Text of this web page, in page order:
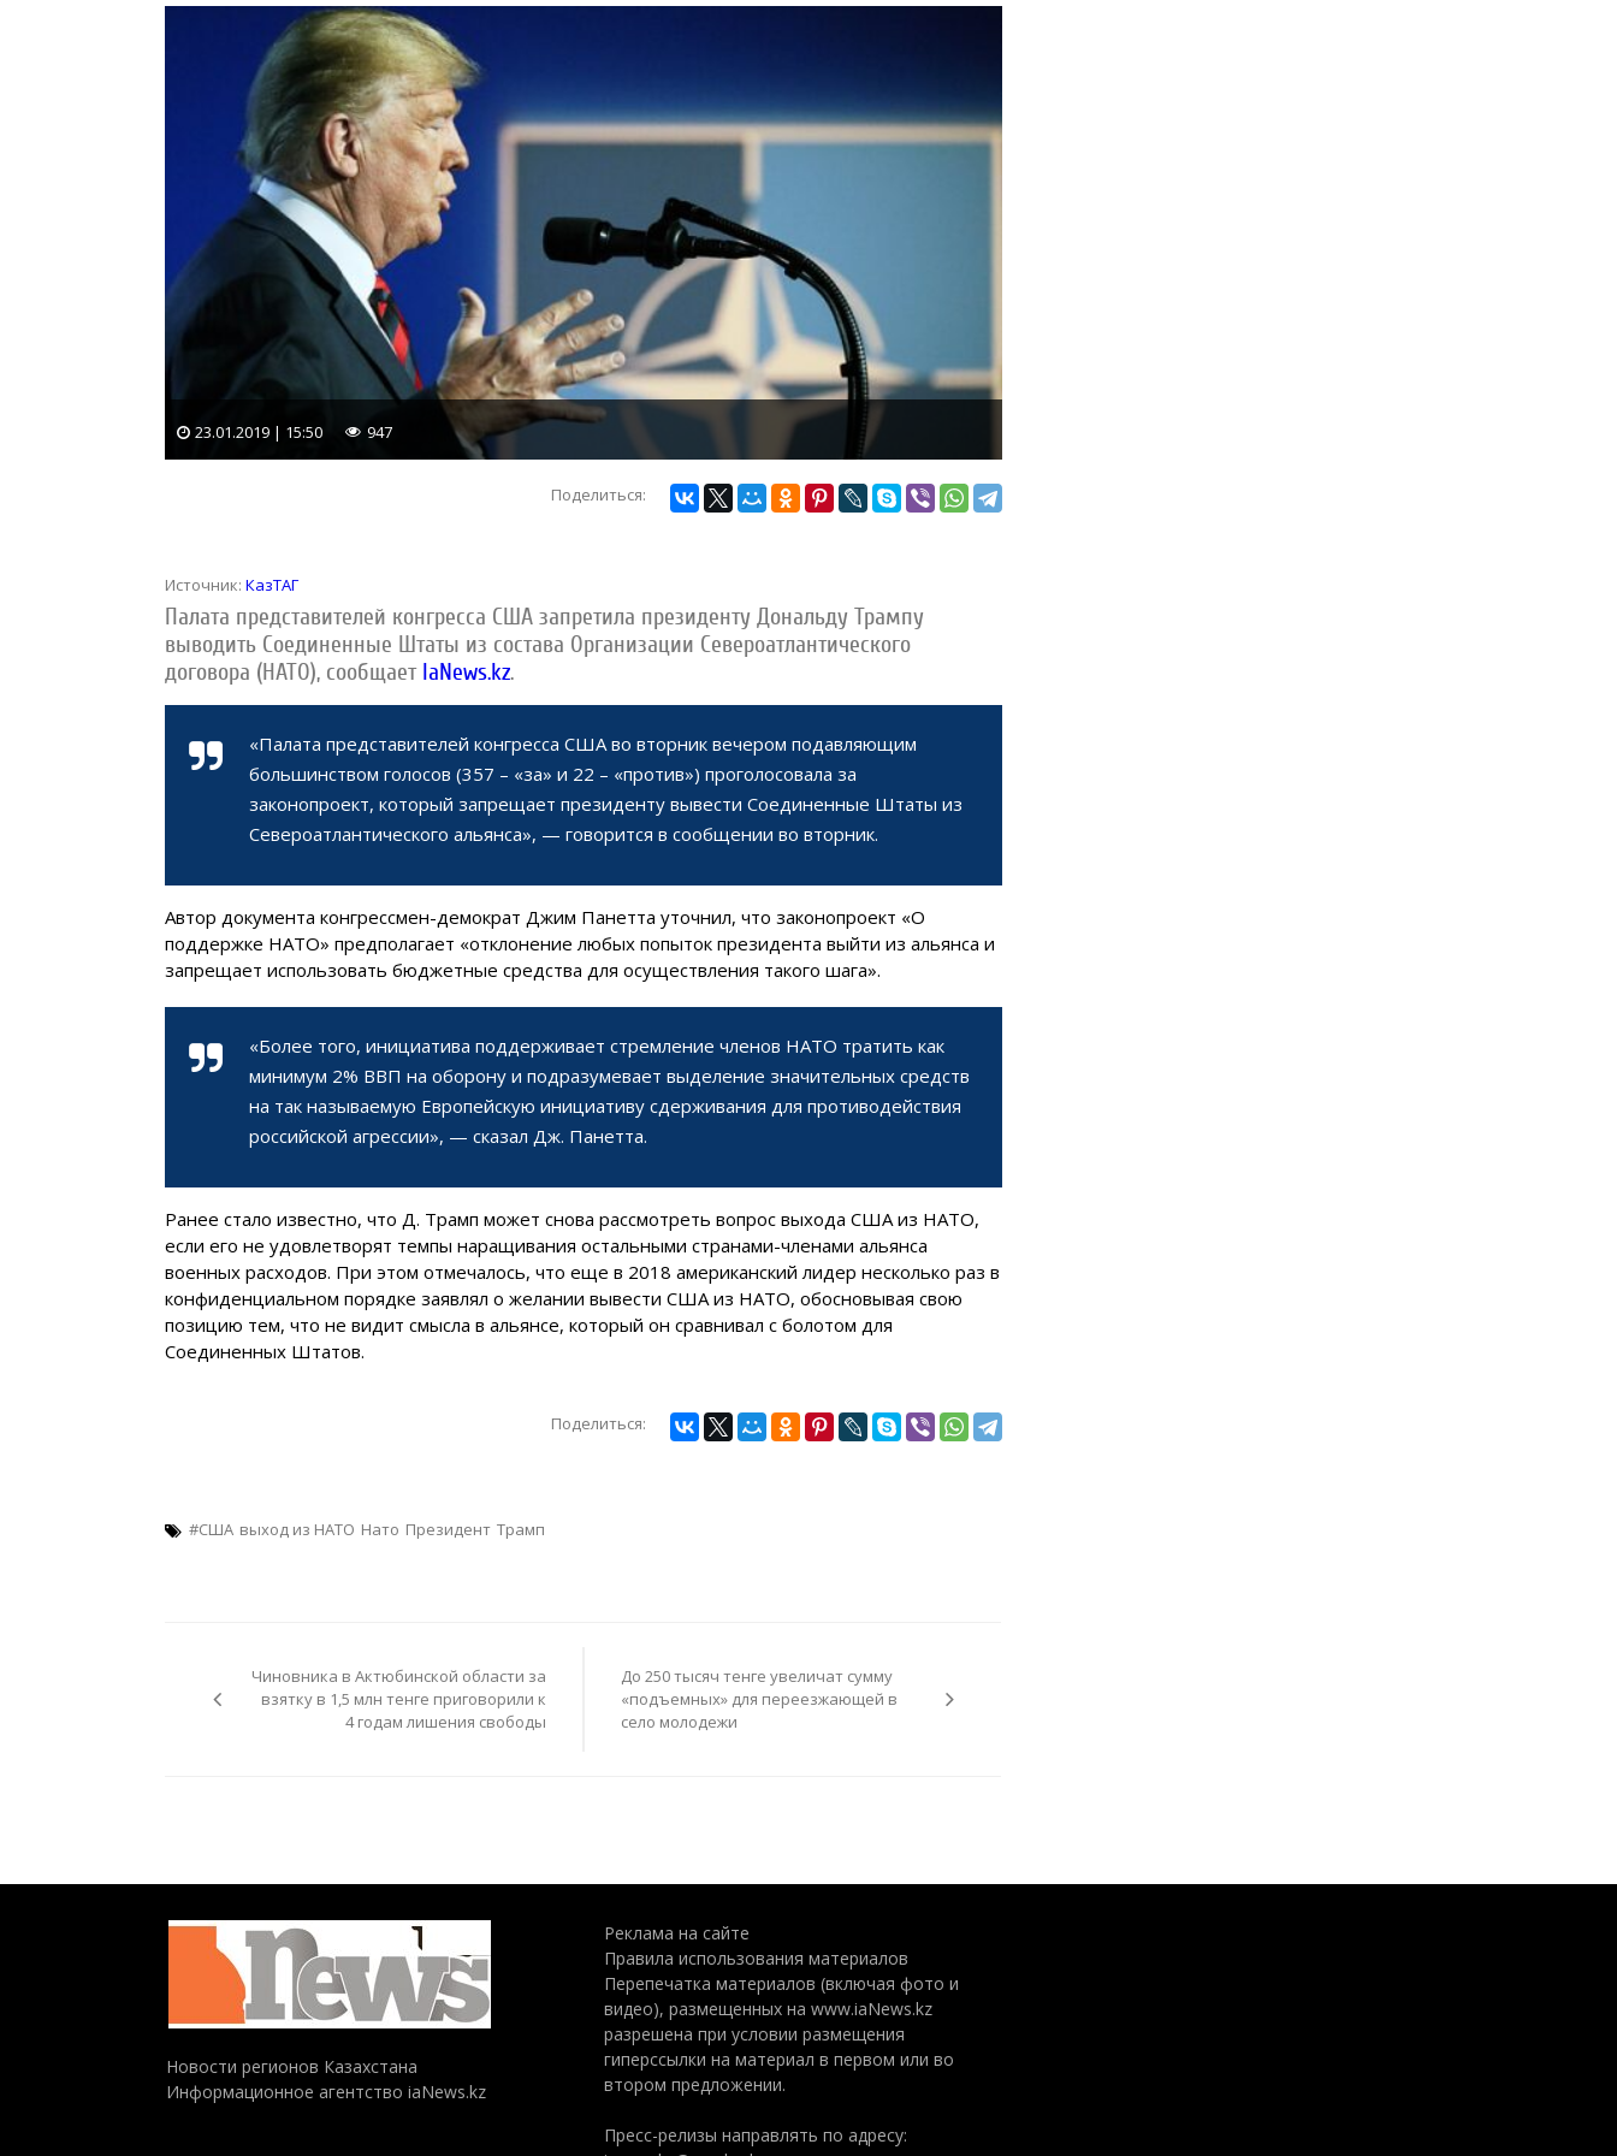
23.01.2019 | 15:50 947
Поделиться:
Источник: КазТАГ
Палата представителей конгресса США запретила президенту Дональду Трампу
выводить Соединенные Штаты из состава Организации Североатлантического
договора (НАТО), сообщаетIaNews.kz.
«Палата представителей конгресса США во вторник вечером подавляющим
большинством голосов (357 – «за» и 22 – «против») проголосовала за
законопроект, который запрещает президенту вывести Соединенные Штаты из
Североатлантического альянса», — говорится в сообщении во вторник.
Автор документа конгрессмен-демократ Джим Панетта уточнил, что законопроект «О
поддержке НАТО» предполагает «отклонение любых попыток президента выйти из альянса и
запрещает использовать бюджетные средства для осуществления такого шага».
«Более того, инициатива поддерживает стремление членов НАТО тратить как
минимум 2% ВВП на оборону и подразумевает выделение значительных средств
на так называемую Европейскую инициативу сдерживания для противодействия
российской агрессии», — сказал Дж. Панетта.
Ранее стало известно, что Д. Трамп может снова рассмотреть вопрос выхода США из НАТО,
если его не удовлетворят темпы наращивания остальными странами-членами альянса
военных расходов. При этом отмечалось, что еще в 2018 американский лидер несколько раз в
конфиденциальном порядке заявлял о желании вывести США из НАТО, обосновывая свою
позицию тем, что не видит смысла в альянсе, который он сравнивал с болотом для
Соединенных Штатов.
Поделиться:
#США выход из НАТО Нато Президент Трамп
записям
Чиновника в Актюбинской области за
взятку в 1,5 млн тенге приговорили к
4 годам лишения свободы
До 250 тысяч тенге увеличат сумму
«подъемных» для переезжающей в
село молодежи
Новости регионов Казахстана
Информационное агентство iaNews.kz
Реклама на сайте
Правила использования материалов
Перепечатка материалов (включая фото и
видео), размещенных на www.iaNews.kz
разрешена при условии размещения
гиперссылки на материал в первом или во
втором предложении.
Пресс-релизы направлять по адресу: